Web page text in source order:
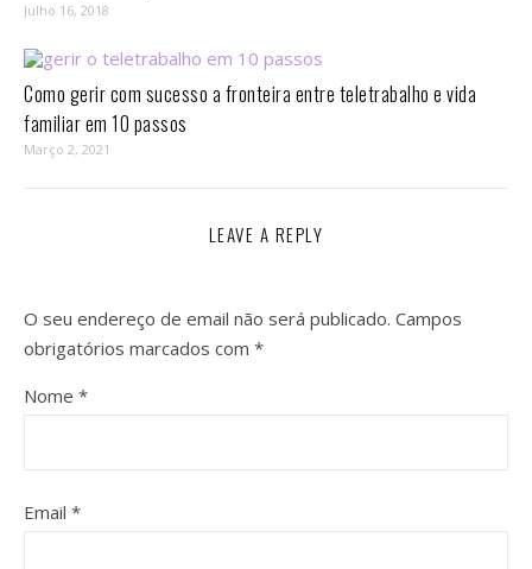
Julho 16, 2018
Como gerir com sucesso a fronteira entre teletrabalho e vida
familiar em 10 passos⁣
Março 2, 2021
LEAVE A REPLY
O seu endereço de email não será publicado. Campos
obrigatórios marcados com *
Nome *
Email *